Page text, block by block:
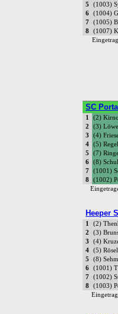
5
(1003)
6
(1004)
7
(1005)
8
(1007)
SC
1 (2)
2
(3)
3
(4)
4
(5)
5
(7)
6
(8)
7
(1001)
8
(1002)
Heeper
1 (2)
2
(3)
3
(4)
4
(5)
5
(8)
6
(1001)
7
(1002)
8
(1003)